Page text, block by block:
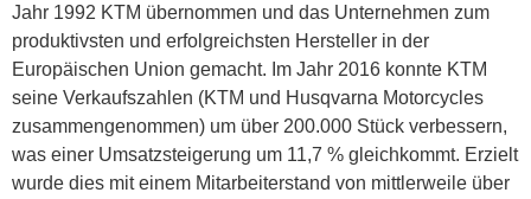
Jahr 1992 KTM übernommen und das Unternehmen zum
produktivsten und erfolgreichsten Hersteller in der
Europäischen Union gemacht. Im Jahr 2016 konnte KTM
seine Verkaufszahlen (KTM und Husqvarna Motorcycles
zusammengenommen) um über 200.000 Stück verbessern,
was einer Umsatzsteigerung um 11,7 % gleichkommt. Erzielt
wurde dies mit einem Mitarbeiterstand von mittlerweile über